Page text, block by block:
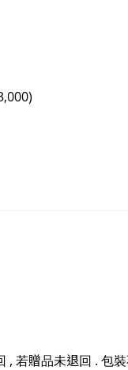
, 若贈品未退回 . 包